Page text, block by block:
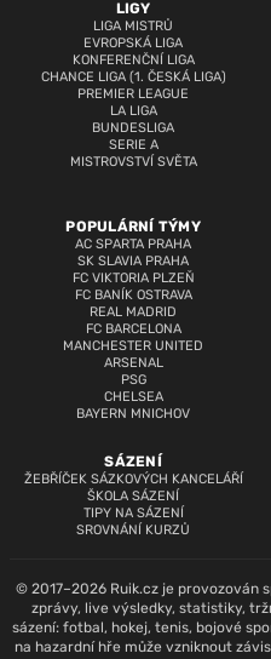
LIGY
LIGA MISTRŮ
EVROPSKÁ LIGA
KONFERENČNÍ LIGA
CHANCE LIGA (1. ČESKÁ LIGA)
PREMIER LEAGUE
LA LIGA
BUNDESLIGA
SERIE A
MISTROVSTVÍ SVĚTA
POPULÁRNÍ TÝMY
AC SPARTA PRAHA
SK SLAVIA PRAHA
FC VIKTORIA PLZEŇ
FC BANÍK OSTRAVA
REAL MADRID
FC BARCELONA
MANCHESTER UNITED
ARSENAL
PSG
CHELSEA
BAYERN MNICHOV
SÁZENÍ
ŽEBŘÍČEK SÁZKOVÝCH KANCELÁŘÍ
ŠKOLA SÁZENÍ
TIPY NA SÁZENÍ
SROVNÁNÍ KURZŮ
© 2017–2026 Ruik.cz je provozován
zprávy, live výsledky, statistiky,
sázení: fotbal, hokej, tenis, bojové
na hazardní hře může vzniknout